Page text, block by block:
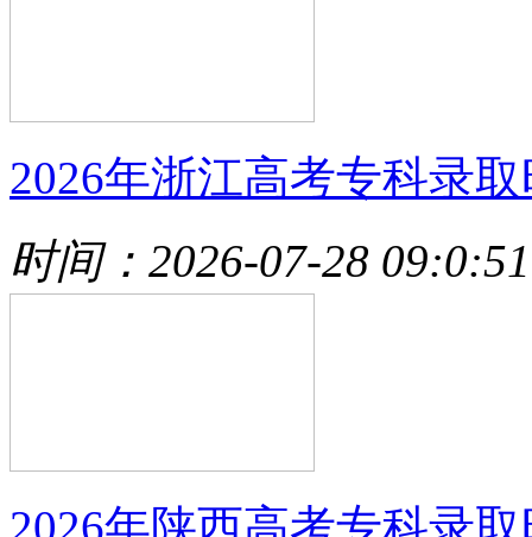
2026年浙江高考专科录
时间：2026-07-28 09:0:51